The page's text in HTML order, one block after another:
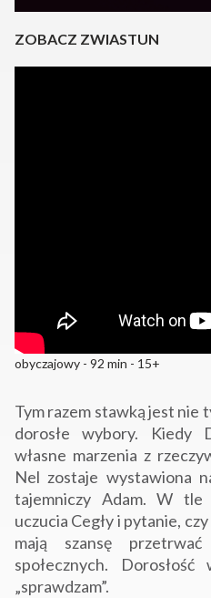
ZOBACZ ZWIASTUN
obyczajowy - 92 min - 15+
Tym razem stawką jest nie
dorosłe wybory. Kiedy
własne marzenia z
Nel zostaje wystawiona
tajemniczy Adam. W
uczucia Cegły i pytanie,
mają szansę
społecznych. Dorosłość
„sprawdzam”.